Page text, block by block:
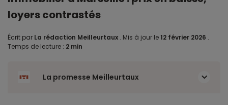
loyers contrastés
Écrit par La rédaction Meilleurtaux . Mis à jour le 12 février 2026 .
Temps de lecture : 2 min
La promesse Meilleurtaux